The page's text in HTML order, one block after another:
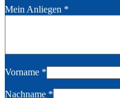
Mein Anliegen *
Vorname *
Nachname *